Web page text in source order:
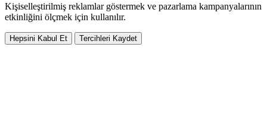
Kişiselleştirilmiş reklamlar göstermek ve pazarlama kampanyalarının
etkinliğini ölçmek için kullanılır.
Hepsini Kabul Et Tercihleri Kaydet